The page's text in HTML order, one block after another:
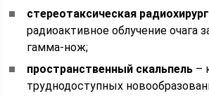
стереотаксическая
радиоактивное облучение очага
гамма-нож;
пространственный скальпель –
труднодоступных